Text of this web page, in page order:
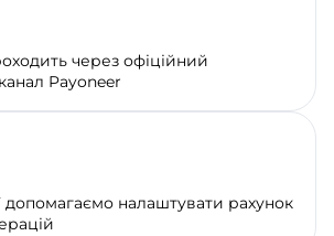
через офіційний
Payoneer
допомагаємо налаштувати рахунок